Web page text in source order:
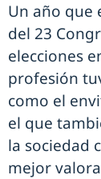
Un año que
del 23
elecciones
profesión
como el
el que
la sociedad
mejor